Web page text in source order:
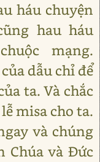
háu chuyện
hau háu
mạng.
dẫu chỉ để
ta. Và chắc
misa cho ta.
và chúng
Chúa và Đức